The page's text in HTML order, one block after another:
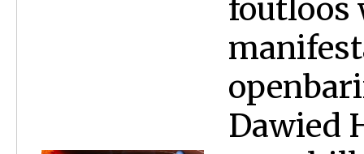
foutloos
Dawied